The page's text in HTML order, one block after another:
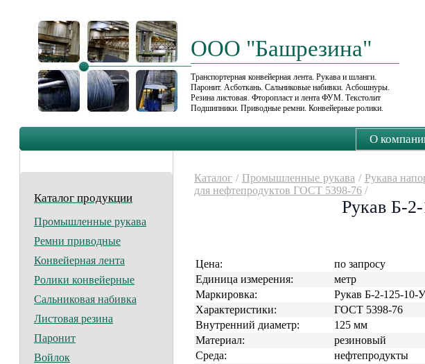
ООО "Башрезина"
Транспортерная конвейерная лента. Рукава и шланги.
Паронит. Асботкань. Сальниковые набивки. Асбошнуры.
Резина листовая. Фторопласт и лента ФУМ. Текстолит
Подшипники. Приводные ремни. Конвейерные ролики.
О
Каталог продукции
Промышленные рукава
Ремни приводные
Конвейерная лента
Ролики конвейерные
Сальниковая набивка
Листовая резина
Паронит
Войлок
Каталог / Промышленные рукава / Рукава
для нефтепродуктов ГОСТ 5398-76 /
Рукав Б-
Цена:
по запросу
Единица измерения:
метр
Маркировка:
Рукав Б-2-125-10-У
Характеристики:
ГОСТ 5398-76
Внутренний диаметр:
125 мм
Материал:
резиновый
Среда:
нефтепродукты